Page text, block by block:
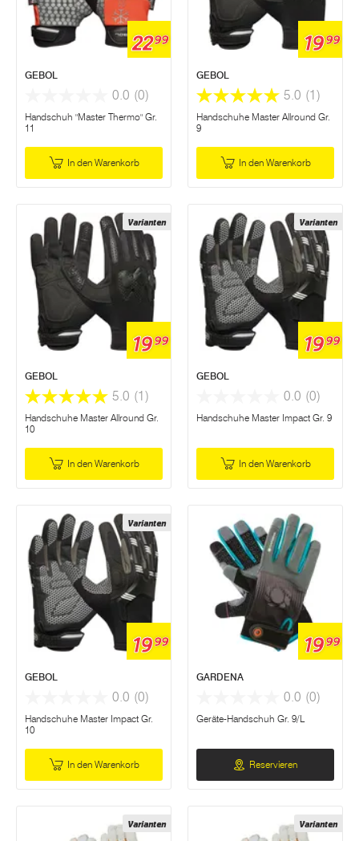
2299
GEBOL
0.0 (0)
Handschuh "Master Thermo" Gr.
11
In den Warenkorb
1999
GEBOL
5.0 (1)
Handschuhe Master Allround Gr.
9
In den Warenkorb
Varianten
1999
GEBOL
5.0 (1)
Handschuhe Master Allround Gr.
10
In den Warenkorb
Varianten
1999
GEBOL
0.0 (0)
Handschuhe Master Impact Gr. 9
In den Warenkorb
Varianten
1999
GEBOL
0.0 (0)
Handschuhe Master Impact Gr.
10
In den Warenkorb
1999
GARDENA
0.0 (0)
Geräte-Handschuh Gr. 9/L
Reservieren
Varianten Varianten